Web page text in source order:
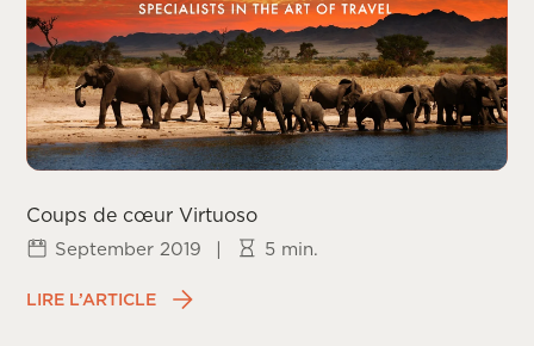
Coups de cœur Virtuoso
September 2019 | 5 min.
LIRE L’ARTICLE